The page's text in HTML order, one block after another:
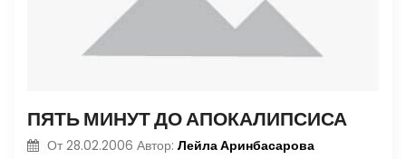
ПЯТЬ МИНУТ ДО АПОКАЛИПСИСА
От 28.02.2006 Автор: Лейла Аринбасарова